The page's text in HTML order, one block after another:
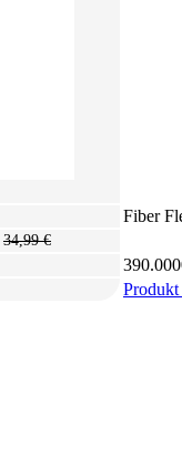
Fiber
34,99 €
Produkt